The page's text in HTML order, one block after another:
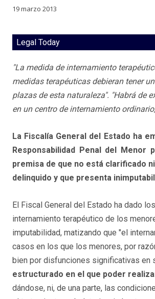
19 marzo 2013
Legal Today
"La medida de internamiento
medidas terapéuticas debieran tener
plazas de esta naturaleza". "Habrá de
en un centro de internamiento
La Fiscalía General del Estado ha
Responsabilidad Penal del
premisa de que no está clarificado
delinquido y que presenta
El Fiscal General del Estado ha dado
internamiento terapéutico de los
imputabilidad, matizando que "el
casos en los que los menores, por
bien por disfunciones significativas en
estructurado en el que poder
dándose, ni, de una parte, las